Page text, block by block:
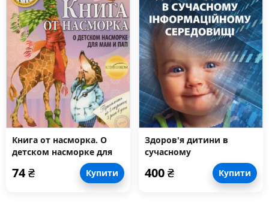
Книга от насморка. О
детском насморке для
74₴ Купити
Здоров'я дитини в
сучасному
інформаційному
середовищі
400₴ Купити